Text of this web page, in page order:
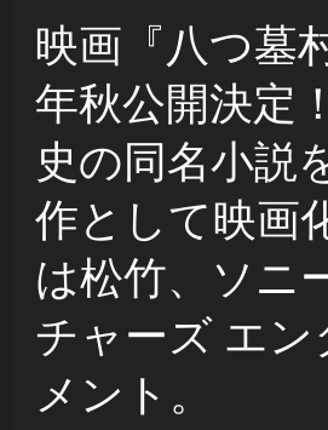
映画『八つ墓
年秋公開決定
史の同名小説
作として映画
は松竹、ソニ
チャーズ エン
メント。